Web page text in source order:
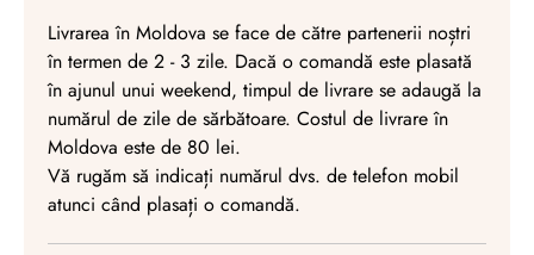
Livrarea în Moldova se face de către partenerii noștri
în termen de 2 - 3 zile. Dacă o comandă este plasată
în ajunul unui weekend, timpul de livrare se adaugă la
numărul de zile de sărbătoare. Costul de livrare în
Moldova este de 80 lei.
Vă rugăm să indicați numărul dvs. de telefon mobil
atunci când plasați o comandă.